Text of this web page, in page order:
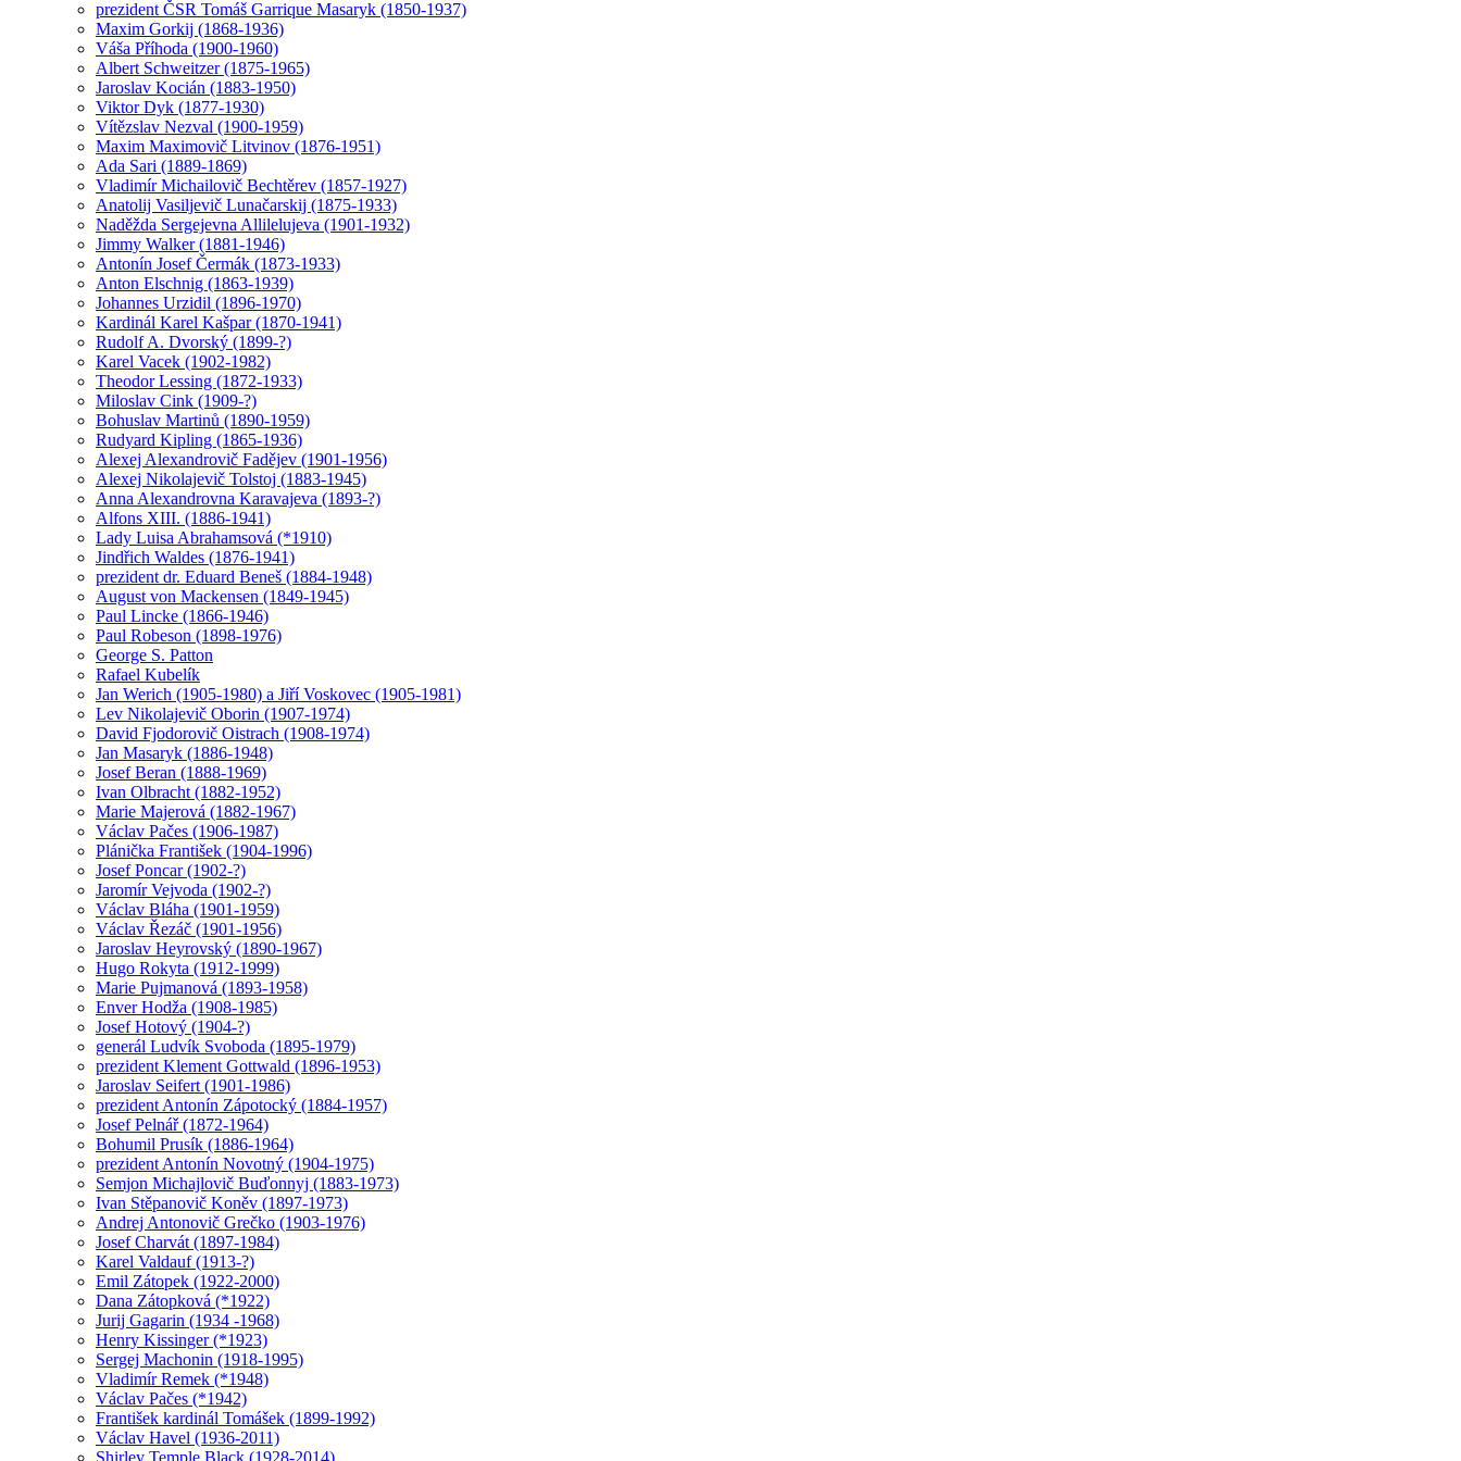
prezident ČSR Tomáš Garrique Masaryk (1850-1937)
Maxim Gorkij (1868-1936)
Váša Příhoda (1900-1960)
Albert Schweitzer (1875-1965)
Jaroslav Kocián (1883-1950)
Viktor Dyk (1877-1930)
Vítězslav Nezval (1900-1959)
Maxim Maximovič Litvinov (1876-1951)
Ada Sari (1889-1869)
Vladimír Michailovič Bechtěrev (1857-1927)
Anatolij Vasiljevič Lunačarskij (1875-1933)
Naděžda Sergejevna Allilelujeva (1901-1932)
Jimmy Walker (1881-1946)
Antonín Josef Čermák (1873-1933)
Anton Elschnig (1863-1939)
Johannes Urzidil (1896-1970)
Kardinál Karel Kašpar (1870-1941)
Rudolf A. Dvorský (1899-?)
Karel Vacek (1902-1982)
Theodor Lessing (1872-1933)
Miloslav Cink (1909-?)
Bohuslav Martinů (1890-1959)
Rudyard Kipling (1865-1936)
Alexej Alexandrovič Fadějev (1901-1956)
Alexej Nikolajevič Tolstoj (1883-1945)
Anna Alexandrovna Karavajeva (1893-?)
Alfons XIII. (1886-1941)
Lady Luisa Abrahamsová (*1910)
Jindřich Waldes (1876-1941)
prezident dr. Eduard Beneš (1884-1948)
August von Mackensen (1849-1945)
Paul Lincke (1866-1946)
Paul Robeson (1898-1976)
George S. Patton
Rafael Kubelík
Jan Werich (1905-1980) a Jiří Voskovec (1905-1981)
Lev Nikolajevič Oborin (1907-1974)
David Fjodorovič Oistrach (1908-1974)
Jan Masaryk (1886-1948)
Josef Beran (1888-1969)
Ivan Olbracht (1882-1952)
Marie Majerová (1882-1967)
Václav Pačes (1906-1987)
Plánička František (1904-1996)
Josef Poncar (1902-?)
Jaromír Vejvoda (1902-?)
Václav Bláha (1901-1959)
Václav Řezáč (1901-1956)
Jaroslav Heyrovský (1890-1967)
Hugo Rokyta (1912-1999)
Marie Pujmanová (1893-1958)
Enver Hodža (1908-1985)
Josef Hotový (1904-?)
generál Ludvík Svoboda (1895-1979)
prezident Klement Gottwald (1896-1953)
Jaroslav Seifert (1901-1986)
prezident Antonín Zápotocký (1884-1957)
Josef Pelnář (1872-1964)
Bohumil Prusík (1886-1964)
prezident Antonín Novotný (1904-1975)
Semjon Michajlovič Buďonnyj (1883-1973)
Ivan Stěpanovič Koněv (1897-1973)
Andrej Antonovič Grečko (1903-1976)
Josef Charvát (1897-1984)
Karel Valdauf (1913-?)
Emil Zátopek (1922-2000)
Dana Zátopková (*1922)
Jurij Gagarin (1934 -1968)
Henry Kissinger (*1923)
Sergej Machonin (1918-1995)
Vladimír Remek (*1948)
Václav Pačes (*1942)
František kardinál Tomášek (1899-1992)
Václav Havel (1936-2011)
Shirley Temple Black (1928-2014)